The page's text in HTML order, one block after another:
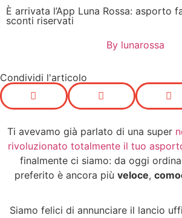
È arrivata l’App Luna Rossa: asporto
sconti riservati
By lunarossa
Condividi l'articolo
Ti avevamo già parlato di una super
rivoluzionato totalmente il tuo
finalmente ci siamo: da oggi
preferito è ancora più veloce,
Siamo felici di annunciare il lancio